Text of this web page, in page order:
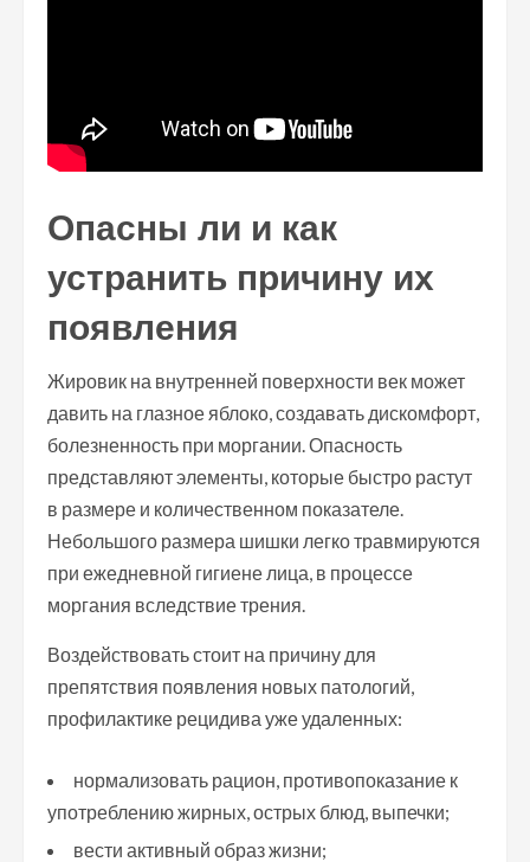
Опасны ли и как
устранить причину их
появления
Жировик на внутренней поверхности век может
давить на глазное яблоко, создавать дискомфорт,
болезненность при моргании. Опасность
представляют элементы, которые быстро растут
в размере и количественном показателе.
Небольшого размера шишки легко травмируются
при ежедневной гигиене лица, в процессе
моргания вследствие трения.
Воздействовать стоит на причину для
препятствия появления новых патологий,
профилактике рецидива уже удаленных:
нормализовать рацион, противопоказание к
употреблению жирных, острых блюд, выпечки;
вести активный образ жизни;